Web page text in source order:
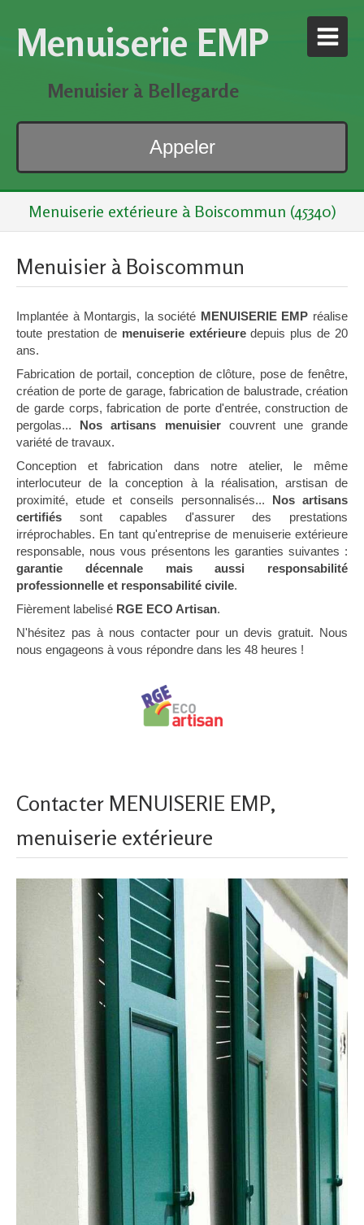
Menuiserie EMP
Menuisier à Bellegarde
Appeler
Menuiserie extérieure à Boiscommun (45340)
Menuisier à Boiscommun
Implantée à Montargis, la société MENUISERIE EMP réalise
toute prestation de menuiserie extérieuredepuis plus de 20
ans.
Fabrication de portail, conception de clôture, pose de fenêtre,
création de porte de garage, fabrication de balustrade, création
de garde corps, fabrication de porte d'entrée, construction de
pergolas... Nos artisans menuisiercouvrent une grande
variété de travaux.
Conception et fabrication dans notre atelier, le même
interlocuteur de la conception à la réalisation, arstisan de
proximité, etude et conseils personnalisés... Nos artisans
certifiés sont capables d'assurer des prestations
irréprochables. En tant qu'entreprise de menuiserie extérieure
responsable, nous vous présentons les garanties suivantes :
garantie décennale mais aussi responsabilité
professionnelle et responsabilité civile.
Fièrement labelisé RGE ECO Artisan.
N'hésitez pas à nous contacter pour un devis gratuit. Nous
nous engageons à vous répondre dans les 48 heures !
Contacter MENUISERIE EMP,
menuiserie extérieure